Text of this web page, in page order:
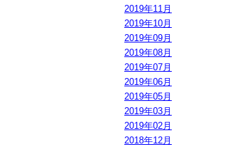
2019年11月
2019年10月
2019年09月
2019年08月
2019年07月
2019年06月
2019年05月
2019年03月
2019年02月
2018年12月